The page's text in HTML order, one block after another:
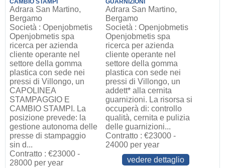
CAMBIO STAMPI
Adrara San Martino,
Bergamo
Società : Openjobmetis
Openjobmetis spa
ricerca per azienda
cliente operante nel
settore della gomma
plastica con sede nei
pressi di Villongo, un
CAPOLINEA
STAMPAGGIO E
CAMBIO STAMPI. La
posizione prevede: la
gestione autonoma delle
presse di stampaggio
sin d...
Contratto : €23000 -
28000 per year
GUARNIZIONI
Adrara San Martino,
Bergamo
Società : Openjobmetis
Openjobmetis spa
ricerca per azienda
cliente operante nel
settore della gomma
plastica con sede nei
pressi di Villongo, un
addett* alla cernita
guarnizioni. La risorsa si
occuperà di: controllo
qualità, cernita e pulizia
delle guarnizioni...
Contratto : €23000 -
24000 per year
vedere dettaglio